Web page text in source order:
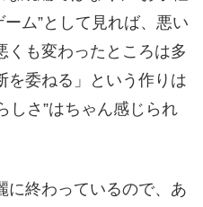
ム”として見れば、悪い
くも変わったところは多
を委ねる」という作りは
しさ”はちゃん感じられ
に終わっているので、あ